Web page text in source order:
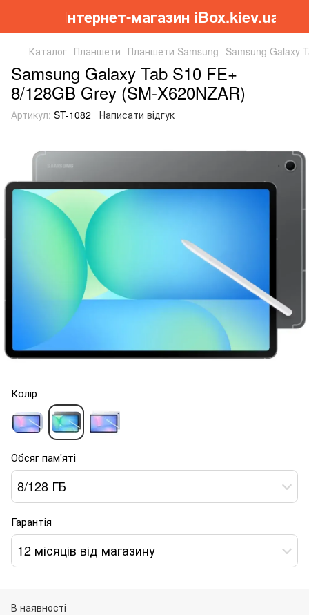
Інтернет-магазин iBox.kiev.ua
Каталог Планшети Планшети Samsung Samsung Galaxy
Samsung Galaxy Tab S10 FE+
8/128GB Grey (SM-X620NZAR)
Артикул: ST-1082 Написати відгук
Колір
Обсяг пам'яті
8/128 ГБ
Гарантія
12 місяців від магазину
В наявності